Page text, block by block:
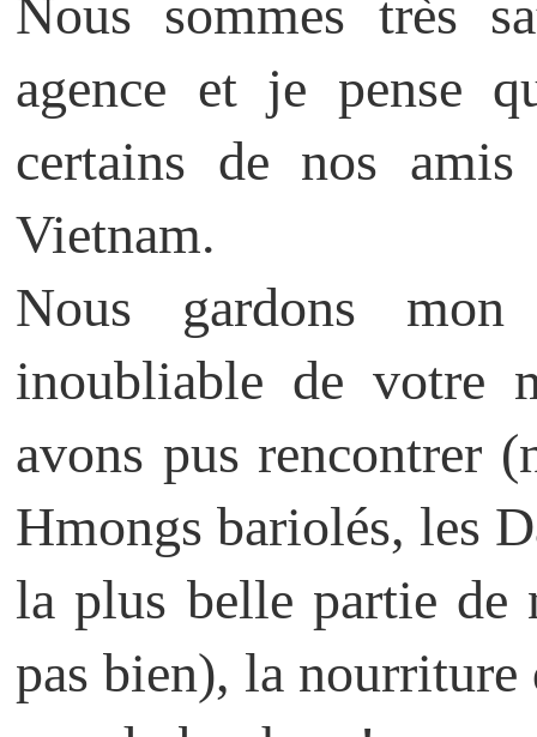
Nous sommes très
agence et je pense
certains de nos
Vietnam.
Nous gardons
inoubliable de votre
avons pus rencontrer
Hmongs bariolés, les
la plus belle partie de
pas bien), la nourriture